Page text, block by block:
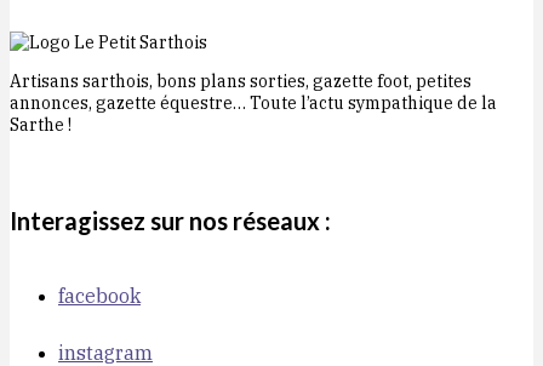
Artisans sarthois, bons plans sorties, gazette foot, petites
annonces, gazette équestre… Toute l’actu sympathique de la
Sarthe !
Interagissez sur nos réseaux :
facebook
instagram